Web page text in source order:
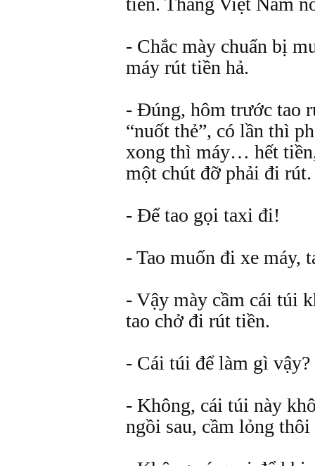
- Chắc mày chuẩn bị
máy rút tiền hả.
- Đúng, hôm trước tao
“nuốt thẻ”, có lần thì
xong thì máy… hết
một chút đỡ phải đi rút.
- Để tao gọi taxi đi!
- Tao muốn đi xe máy,
- Vậy mày cầm cái túi
tao chở đi rút tiền.
- Cái túi để làm gì
- Không, cái túi này
ngồi sau, cầm lỏng